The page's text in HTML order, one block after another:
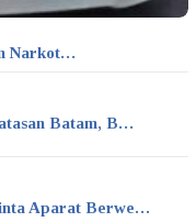
Narkot…
Batam, B…
Aparat Berwe…